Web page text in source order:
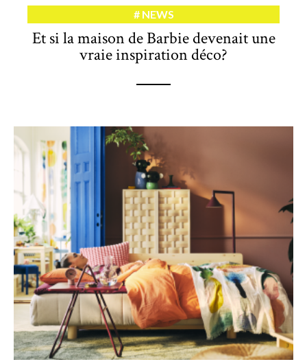
NEWS
Et si la maison de Barbie devenait une
vraie inspiration déco?